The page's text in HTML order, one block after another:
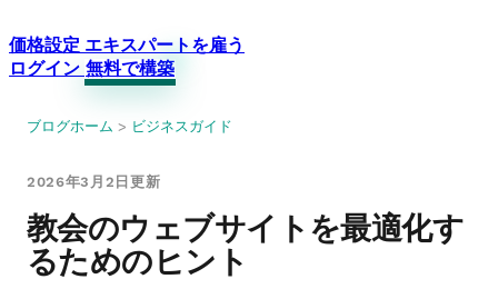
価格設定 エキスパートを雇う
ログイン 無料で構築
ブログホーム > ビジネスガイド
2026年3月2日更新
教会のウェブサイトを最適化す
るためのヒント